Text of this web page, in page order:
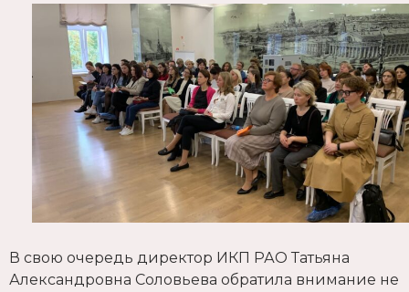
В свою очередь директор ИКП РАО Татьяна
Александровна Соловьева обратила внимание не